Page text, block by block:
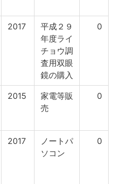
2017
平成２９
年度ライ
チョウ調
査用双眼
鏡の購入
0
2015
家電等販
売
0
2017
ノートパ
ソコン
0